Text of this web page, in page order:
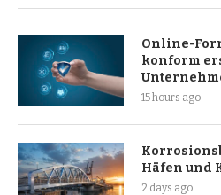
Online-
konform
15 hours ago
Häfen und
2 days ago